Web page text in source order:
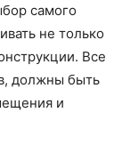
самого
не только
Все
должны быть
и